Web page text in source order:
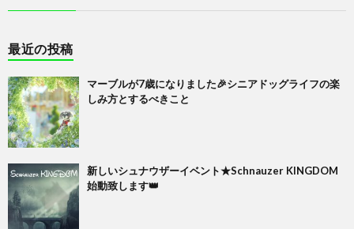
最近の投稿
マーブルが7歳になりました🎉シニアドッグライフの楽
しみ方とするべきこと
新しいシュナウザーイベント★Schnauzer KINGDOM
始動致します👑